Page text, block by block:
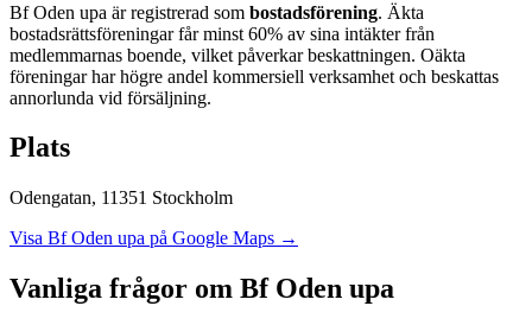
Bf Oden upa är registrerad som bostadsförening. Äkta
bostadsrättsföreningar får minst 60% av sina intäkter från
medlemmarnas boende, vilket påverkar beskattningen. Oäkta
föreningar har högre andel kommersiell verksamhet och beskattas
annorlunda vid försäljning.
Plats
Odengatan, 11351 Stockholm
Visa Bf Oden upa på Google Maps →
Vanliga frågor om Bf Oden upa